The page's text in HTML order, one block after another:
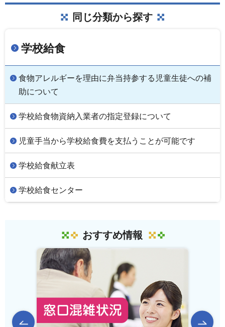
同じ分類から探す
学校給食
食物アレルギーを理由に弁当持参する児童生徒への補
助について
学校給食物資納入業者の指定登録について
児童手当から学校給食費を支払うことが可能です
学校給食献立表
学校給食センター
おすすめ情報
前のスライドを表示